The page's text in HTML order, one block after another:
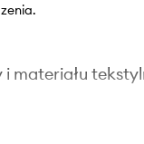
materiału